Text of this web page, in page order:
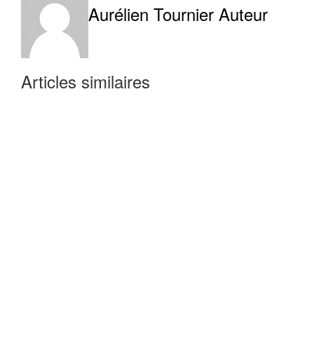
Aurélien Tournier Auteur
Articles similaires